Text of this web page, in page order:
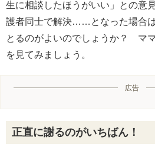
生に相談したほうがいい」との意
護者同士で解決……となった場合
とるのがよいのでしょうか？ マ
を見てみましょう。
広告
正直に謝るのがいちばん！